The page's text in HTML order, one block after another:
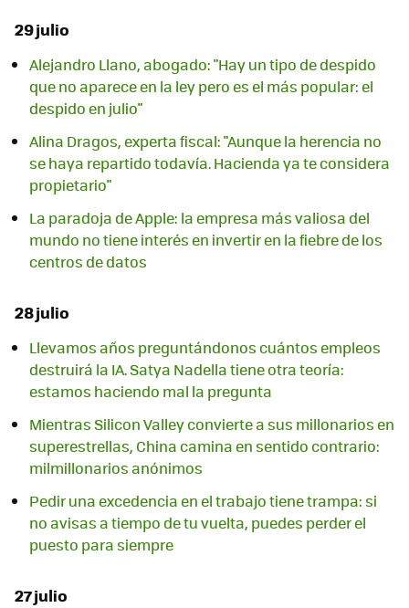
29 julio
Alejandro Llano, abogado: "Hay un tipo de despido
que no aparece en la ley pero es el más popular: el
despido en julio"
Alina Dragos, experta fiscal: "Aunque la herencia no
se haya repartido todavía. Hacienda ya te considera
propietario"
La paradoja de Apple: la empresa más valiosa del
mundo no tiene interés en invertir en la fiebre de los
centros de datos
28 julio
Llevamos años preguntándonos cuántos empleos
destruirá la IA. Satya Nadella tiene otra teoría:
estamos haciendo mal la pregunta
Mientras Silicon Valley convierte a sus millonarios en
superestrellas, China camina en sentido contrario:
milmillonarios anónimos
Pedir una excedencia en el trabajo tiene trampa: si
no avisas a tiempo de tu vuelta, puedes perder el
puesto para siempre
27 julio